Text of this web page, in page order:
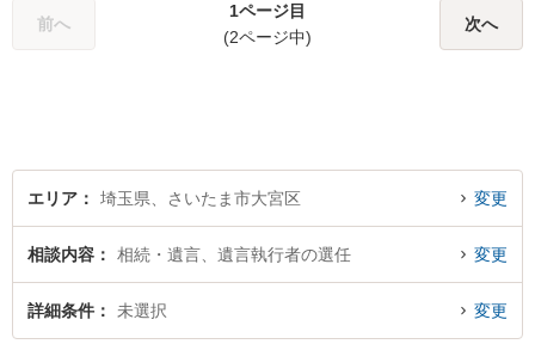
で、少しでもご依頼者様の安
心につながるように尽くして
前へ
1ページ目
(2ページ中)
次へ
エリア 埼玉県、さいたま市大宮区 変更
相談内容 相続・遺言、遺言執行者の選任 変更
詳細条件 未選択 変更